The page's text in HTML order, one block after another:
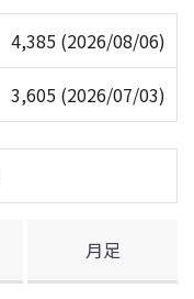
4,385 (2026/08/06)
3,605 (2026/07/03)
月足